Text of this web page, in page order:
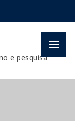
e pesquisa
Menu